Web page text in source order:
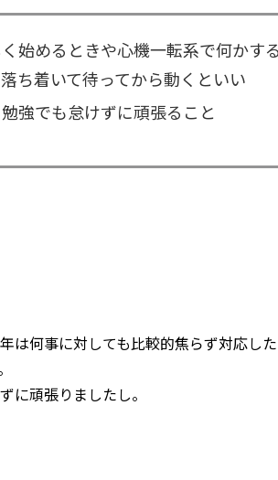
始めるときや心機一転系で何かす
ち着いて待ってから動くといい
強でも怠けずに頑張ること
は何事に対しても比較的焦らず対応し
に頑張りましたし。